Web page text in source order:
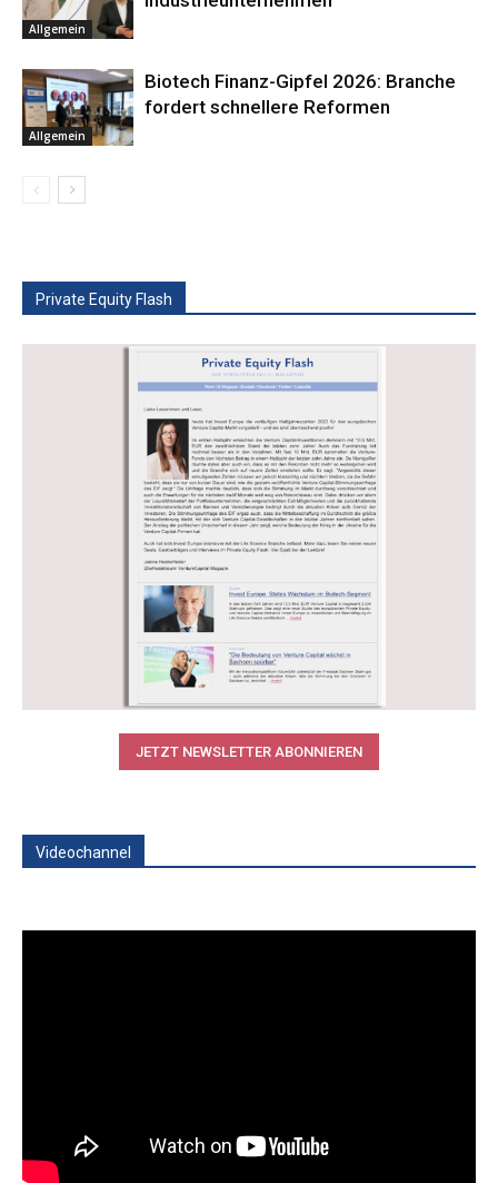
Allgemein
Allgemein
Biotech Finanz-Gipfel 2026: Branche
fordert schnellere Reformen
Private Equity Flash
JETZT NEWSLETTER ABONNIEREN
Videochannel